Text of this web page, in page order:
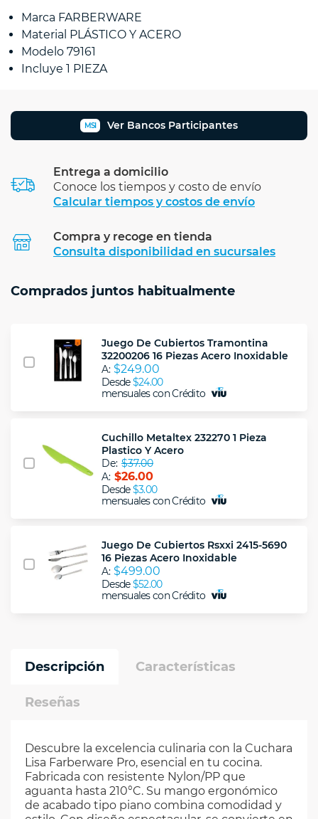
Marca FARBERWARE
Material PLÁSTICO Y ACERO
Modelo 79161
Incluye 1 PIEZA
MSI Ver Bancos Participantes
Entrega a domicilio
Conoce los tiempos y costo de envío
Calcular tiempos y costos de envío
Compra y recoge en tienda
Consulta disponibilidad en sucursales
Comprados juntos habitualmente
Juego De Cubiertos Tramontina
32200206 16 Piezas Acero Inoxidable
A: $249.00
Desde$24.00
mensuales con Crédito
Cuchillo Metaltex 232270 1 Pieza
Plastico Y Acero
De: $37.00
A: $26.00
Desde$3.00
mensuales con Crédito
Juego De Cubiertos Rsxxi 2415-5690
16 Piezas Acero Inoxidable
A: $499.00
Desde$52.00
mensuales con Crédito
Descripción Características
Reseñas
Descubre la excelencia culinaria con la Cuchara
Lisa Farberware Pro, esencial en tu cocina.
Fabricada con resistente Nylon/PP que
aguanta hasta 210°C. Su mango ergonómico
de acabado tipo piano combina comodidad y